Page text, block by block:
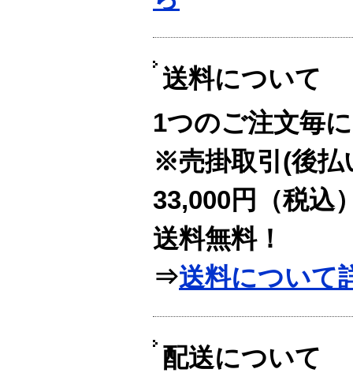
送料について
1つのご注文毎に
※売掛取引(後払
33,000円（税込
送料無料！
⇒送料について
配送について